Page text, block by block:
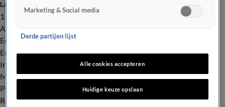
Laatste nieuws
112
Advies & Tips
Economie
Entertainment
Infrastructuur
Milieu en Gezondheid
Politiek
Royalty
Marketing & Social media
Derde partijen lijst
Alle cookies accepteren
Huidige keuze opslaan